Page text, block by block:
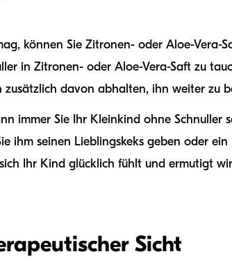
können Sie Zitronen- oder Aloe-Vera-
in Zitronen- oder Aloe-Vera-Saft zu
davon abhalten, ihn weiter zu
immer Sie Ihr Kleinkind ohne Schnuller
ihm seinen Lieblingskeks geben oder ein
Ihr Kind glücklich fühlt und ermutigt
Sicht